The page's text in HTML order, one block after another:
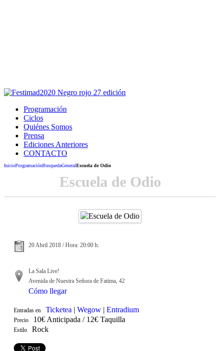
Programación
Ciclos
Quiénes Somos
Prensa
Ediciones Anteriores
CONTACTO
InicioProgramaciónBusquedaGeneralEscuela de Odio
Escuela de Odio
20 Abril 2018 / Hora: 20:00 h.
La Sala Live!
Avenida de Nuestra Señora de Fatima, 42
Cómo llegar
Entradas en Ticketea | Wegow | Entradium
Precio 10€ Anticipada / 12€ Taquilla
Estilo Rock